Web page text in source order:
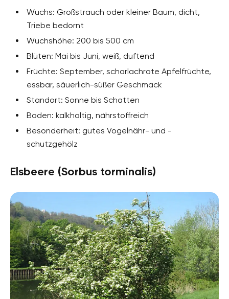
Wuchs: Großstrauch oder kleiner Baum, dicht,
Triebe bedornt
Wuchshöhe: 200 bis 500 cm
Blüten: Mai bis Juni, weiß, duftend
Früchte: September, scharlachrote Apfelfrüchte,
essbar, säuerlich-süßer Geschmack
Standort: Sonne bis Schatten
Boden: kalkhaltig, nährstoffreich
Besonderheit: gutes Vogelnähr- und -
schutzgehölz
Elsbeere (Sorbus torminalis)